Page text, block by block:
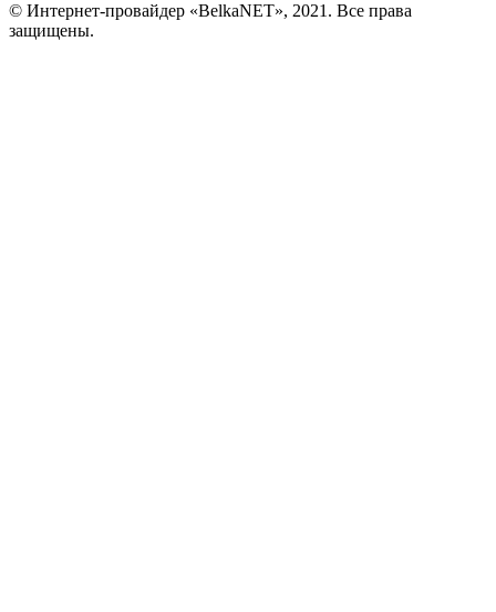
© Интернет-провайдер «BelkaNET», 2021. Все права
защищены.